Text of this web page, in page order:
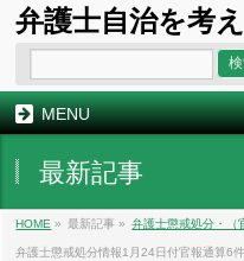
弁護士自治を考
MENU
最新記事
HOME » 最新記事 » 弁護士懲戒処分・（
弁護士懲戒処分情報1月24日付官報通算6